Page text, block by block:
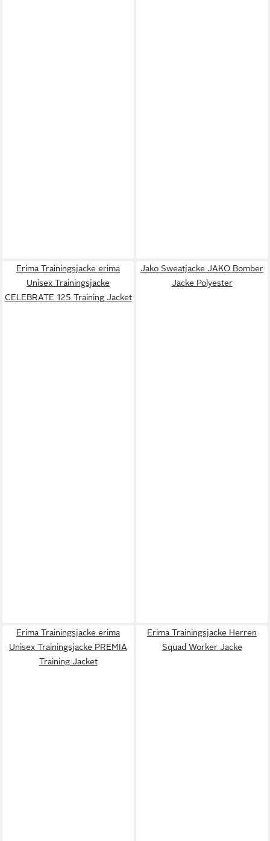
Erima Trainingsjacke erima
Unisex Trainingsjacke
CELEBRATE 125 Training Jacket
Jako Sweatjacke JAKO Bomber
Jacke Polyester
Erima Trainingsjacke erima
Unisex Trainingsjacke PREMIA
Training Jacket
Erima Trainingsjacke Herren
Squad Worker Jacke